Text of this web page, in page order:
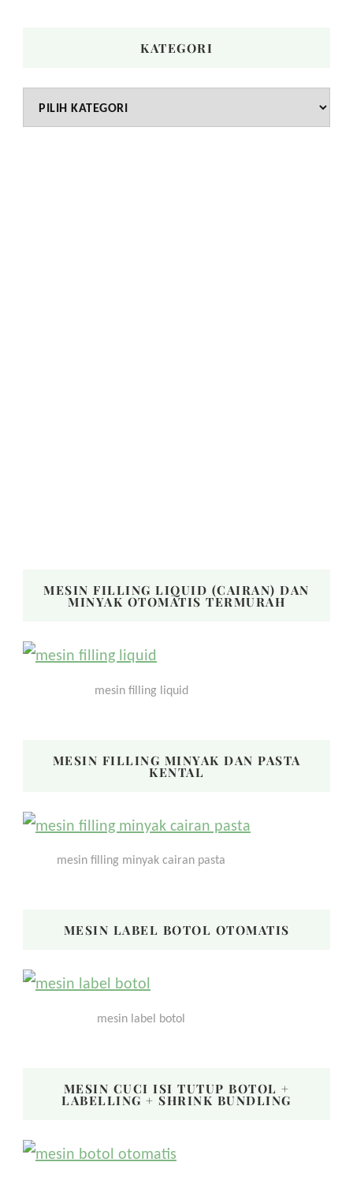
KATEGORI
Kategori
MESIN FILLING LIQUID (CAIRAN) DAN
MINYAK OTOMATIS TERMURAH
mesin filling liquid
MESIN FILLING MINYAK DAN PASTA
KENTAL
mesin filling minyak cairan pasta
MESIN LABEL BOTOL OTOMATIS
mesin label botol
MESIN CUCI ISI TUTUP BOTOL +
LABELLING + SHRINK BUNDLING